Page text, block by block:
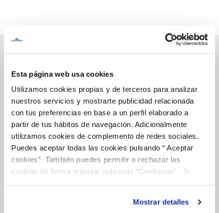
Esta página web usa cookies
Utilizamos cookies propias y de terceros para analizar
nuestros servicios y mostrarte publicidad relacionada
con tus preferencias en base a un perfil elaborado a
partir de tus hábitos de navegación. Adicionalmente
utilizamos cookies de complemento de redes sociales.
Puedes aceptar todas las cookies pulsando “ Aceptar
cookies”· También puedes permitir o rechazar las
cookies de forma granular pulsando “Configurar”. Si
son indispensables para que el sitio web funcione y que
Mostrar detalles
Inicio
Gestiones Online
FACTURAS, PAGOS Y CONSUMOS
CONTRATOS